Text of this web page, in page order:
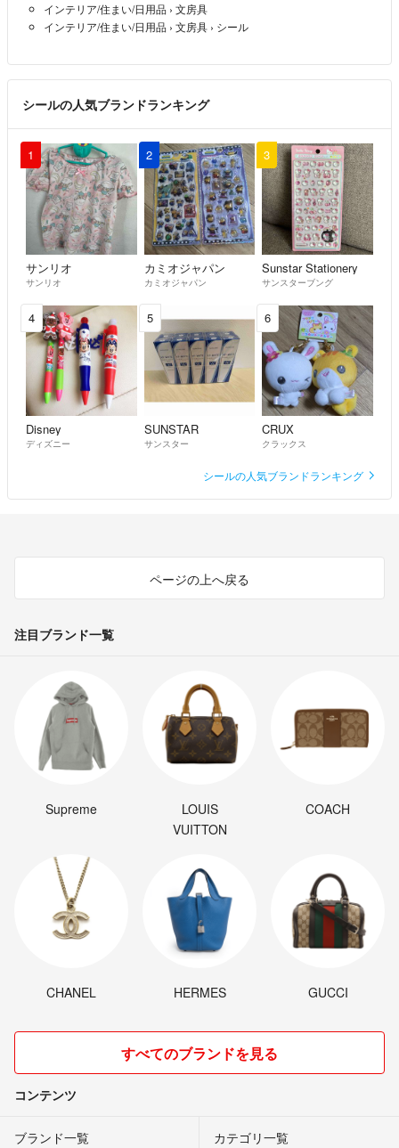
インテリア/住まい/日用品 › 文房具
インテリア/住まい/日用品 › 文房具 › シール
シールの人気ブランドランキング
1
サンリオ
サンリオ
2
カミオジャパン
カミオジャパン
3
Sunstar Stationery
サンスターブング
4
Disney
ディズニー
5
SUNSTAR
サンスター
6
CRUX
クラックス
シールの人気ブランドランキング
ページの上へ戻る
注目ブランド一覧
Supreme
LOUIS
VUITTON
COACH
CHANEL HERMES GUCCI
すべてのブランドを見る
コンテンツ
ブランド一覧 カテゴリ一覧